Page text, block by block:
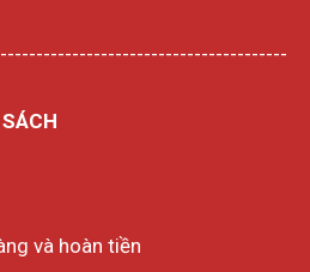
và hoàn tiền